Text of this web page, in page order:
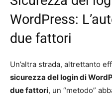
WordPress:
due fattori
Un’altra strada, altrettanto
sicurezza del login di
due fattori, un “metodo”